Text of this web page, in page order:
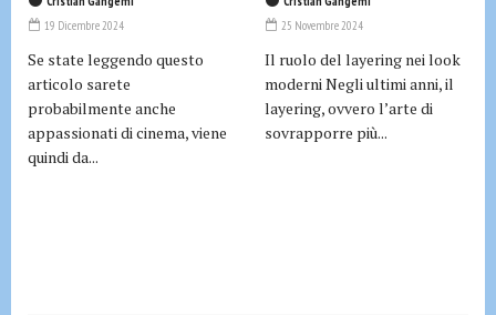
19 Dicembre 2024
Se state leggendo questo
articolo sarete
probabilmente anche
appassionati di cinema, viene
quindi da...
25 Novembre 2024
Il ruolo del layering nei look
moderni Negli ultimi anni, il
layering, ovvero l’arte di
sovrapporre più...